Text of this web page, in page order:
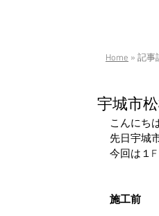
Home » 記事
宇城市
こんにち
先日宇城
今回は１
施工前